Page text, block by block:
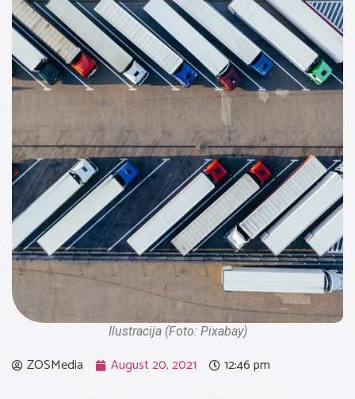
Ilustracija (Foto: Pixabay)
ZOSMedia August 20, 2021 12:46 pm